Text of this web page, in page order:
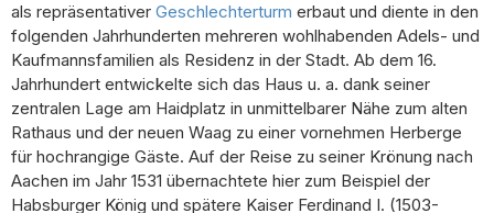
als repräsentativer Geschlechterturm erbaut und diente in den
folgenden Jahrhunderten mehreren wohlhabenden Adels- und
Kaufmannsfamilien als Residenz in der Stadt. Ab dem 16.
Jahrhundert entwickelte sich das Haus u. a. dank seiner
zentralen Lage am Haidplatz in unmittelbarer Nähe zum alten
Rathaus und der neuen Waag zu einer vornehmen Herberge
für hochrangige Gäste. Auf der Reise zu seiner Krönung nach
Aachen im Jahr 1531 übernachtete hier zum Beispiel der
Habsburger König und spätere Kaiser Ferdinand I. (1503-